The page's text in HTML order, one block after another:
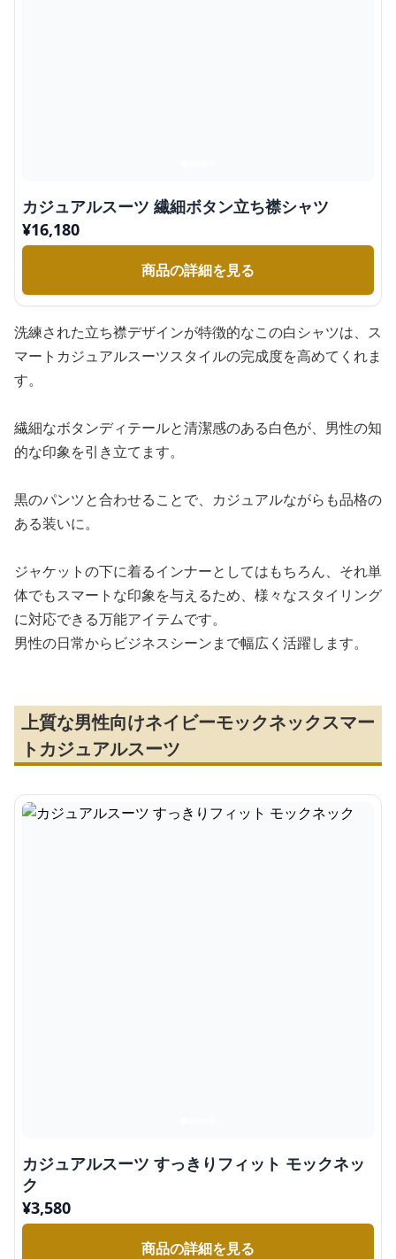
カジュアルスーツ 繊細ボタン立ち襟シャツ
¥16,180
商品の詳細を見る
洗練された立ち襟デザインが特徴的なこの白シャツは、ス
マートカジュアルスーツスタイルの完成度を高めてくれま
す。
繊細なボタンディテールと清潔感のある白色が、男性の知
的な印象を引き立てます。
黒のパンツと合わせることで、カジュアルながらも品格の
ある装いに。
ジャケットの下に着るインナーとしてはもちろん、それ単
体でもスマートな印象を与えるため、様々なスタイリング
に対応できる万能アイテムです。
男性の日常からビジネスシーンまで幅広く活躍します。
上質な男性向けネイビーモックネックスマー
トカジュアルスーツ
カジュアルスーツ すっきりフィット モックネッ
ク
¥3,580
商品の詳細を見る